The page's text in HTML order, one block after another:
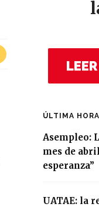
ÚLTIMA HORA
Asempleo:
mes de
esperanza”
UATAE: la